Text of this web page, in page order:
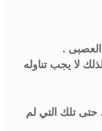
.
لا يجب تناوله
حتى تلك التي لم